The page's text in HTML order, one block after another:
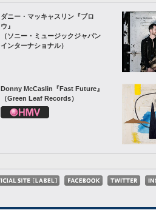
ダニー・マッキャスリン『ブロ
ウ』
（ソニー・ミュージックジャパン
インターナショナル）
Donny McCaslin『Fast Future』
（Green Leaf Records）